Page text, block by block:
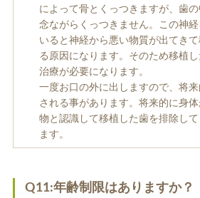
によって骨とくっつきますが、歯
念ながらくっつきません。この神
いると神経から悪い物質が出てき
る原因になります。そのため移植
治療が必要になります。
一度お口の外に出しますので、将
される事があります。将来的に身
物と認識して移植した歯を排除し
ます。
Q11:年齢制限はありますか？